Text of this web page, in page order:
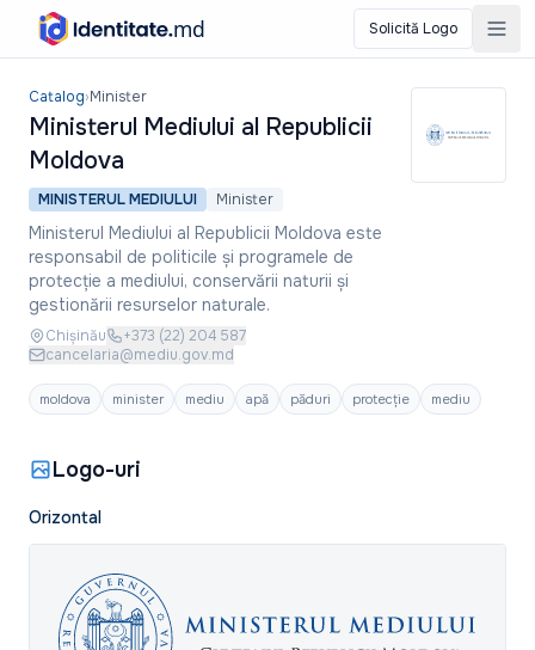
Solicită Logo
Catalog›Minister
Ministerul Mediului al Republicii
Moldova
MINISTERUL MEDIULUI Minister
Ministerul Mediului al Republicii Moldova este
responsabil de politicile și programele de
protecție a mediului, conservării naturii și
gestionării resurselor naturale.
Chișinău
+373 (22) 204 587
cancelaria@mediu.gov.md
moldova minister mediu apă păduri protecție mediu
Logo-uri
Orizontal